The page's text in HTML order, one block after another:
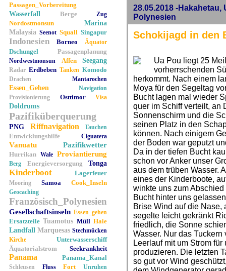
Passagen_Vorbereitung
Wasserfall
Berge Zug
Nordostmonsun
Marina
Malaysia Seenot Squall Singapur
Indonesien Borneo Äquator
Dschungel Passagenplanung
Nordwestmonsun Affen Seegang
Radar Erdbeben Tanken Komodo
Drachen Mantarochen
Essen_Gehen
Navigation
Provisionierung
Osttimor Visa
Doldrums
Pazifiküberquerung
PNG Riffnavigation Tauchen
Entwicklungshilfe Ciguatera
Vanuatu Pazifikwetter
Hurrikan Wale Proviantierung
Berg Energieversorgung Tonga
Kinderboot Lagerfeuer
Mooring Samoa Cook_Inseln
Geocaching
Französisch_Polynesien
Gesellschaftsinseln Essen_gehen
Ersatzteile Tuamotus Müll Haie
Landfall Marquesas Stechmücken
Kirche
Unterwasserschiff
Äquatorialstrom
Seekrankheit
Panama Panama_Kanal
Schleusen Fluss Fort Unruhen
28.05.2018 -
Polynesien
Schokijagd in den
Ua Pou liegt 25
vorherrschenden
herkommt. Nach einem
Moya für den Segeltag
Bucht lagen mal wieder
quer im Schiff verteilt, an
Sonnenschirm und die
seinen Platz in den
können. Nach einigem
der Boden war geputzt
Da in der tiefen Bucht
schon vor Anker unser
aus dem trüben Wasser.
eines der Kinderboote,
winkte uns zum
Bucht hinter uns
Brise Wind auf die Nase,
segelte leicht gekränkt
friedlich, die Sonne
Wasser. Nur das
Leerlauf mit um Strom
produzieren. Die letzten
so gut vor Wind